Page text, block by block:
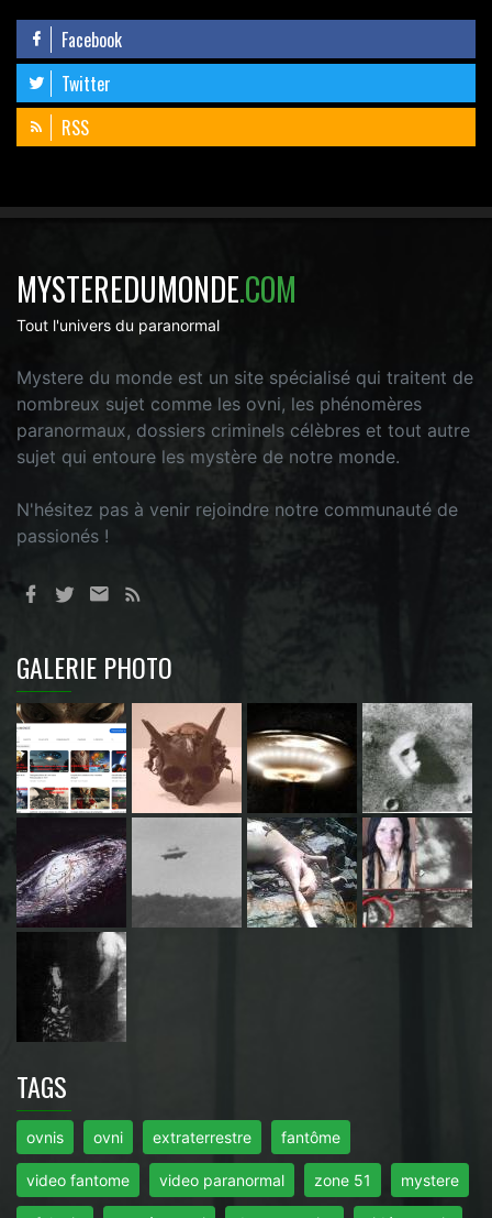
Facebook
Twitter
RSS
MYSTEREDUMONDE.COM
Tout l'univers du paranormal
Mystere du monde est un site spécialisé qui traitent de
nombreux sujet comme les ovni, les phénomères
paranormaux, dossiers criminels célèbres et tout autre
sujet qui entoure les mystère de notre monde.
N'hésitez pas à venir rejoindre notre communauté de
passionés !
GALERIE PHOTO
TAGS
ovnis ovni extraterrestre fantôme
video fantome video paranormal zone 51 mystere